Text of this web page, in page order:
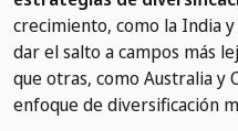
crecimiento, como la India
dar el salto a campos más
que otras, como Australia y
enfoque de diversificación